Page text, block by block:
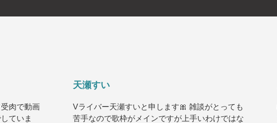
肉で動画
ていま
天瀬すい
Vライバー天瀬すいと申します🎀 雑談がとっても
苦手なので歌枠がメインですが上手いわけではな